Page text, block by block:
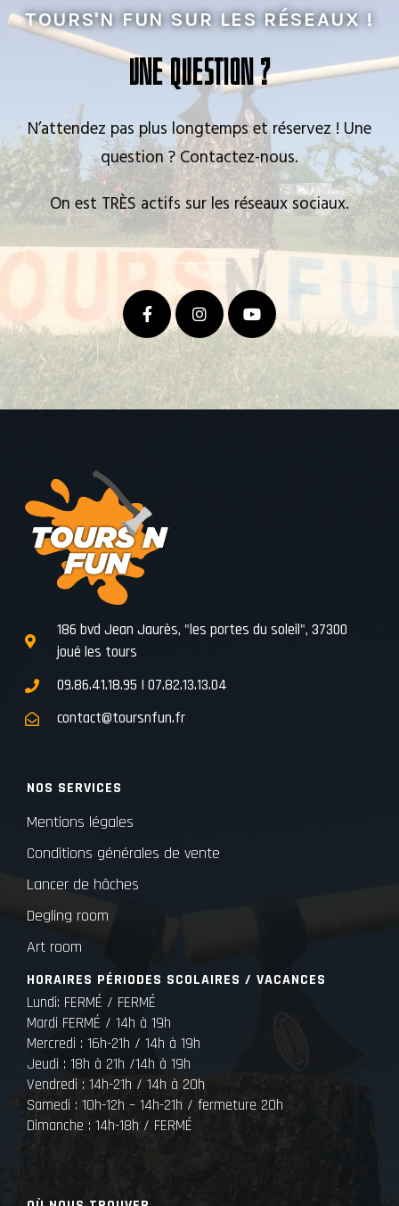
TOURS'N FUN SUR LES RÉSEAUX !
UNE QUESTION ?
N’attendez pas plus longtemps et réservez ! Une
question ? Contactez-nous.
On est TRÈS actifs sur les réseaux sociaux.
186 bvd Jean Jaurès, "les portes du soleil", 37300
joué les tours
09.86.41.18.95 | 07.82.13.13.04
contact@toursnfun.fr
NOS SERVICES
Mentions légales
Conditions générales de vente
Lancer de hâches
Degling room
Art room
HORAIRES PÉRIODES SCOLAIRES / VACANCES
Lundi: FERMÉ / FERMÉ
Mardi FERMÉ / 14h à 19h
Mercredi : 16h-21h / 14h à 19h
Jeudi : 18h à 21h /14h à 19h
Vendredi : 14h-21h / 14h à 20h
Samedi : 10h-12h – 14h-21h / fermeture 20h
Dimanche : 14h-18h / FERMÉ